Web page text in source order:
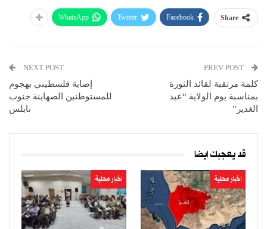
Share
Facebook
Twitter
WhatsApp
كلمة مرتقبة لقائد الثورة
بمناسبة يوم الولاية “عيد
الغدير”
NEXT POST
إصابة فلسطيني بهجوم
للمستوطنين الصهاينة جنوب
نابلس
قد يعجبك ايضا
اخبار محلية اخبار محلية